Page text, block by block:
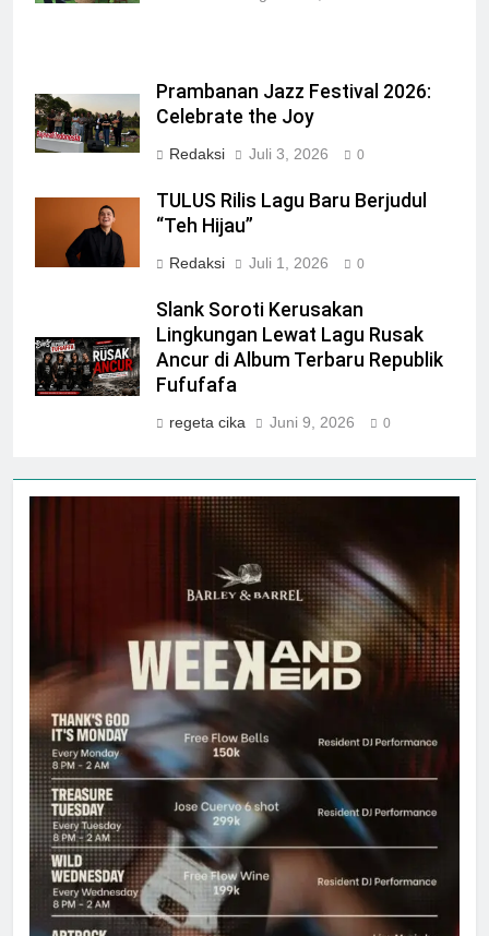
Prambanan Jazz Festival 2026:
Celebrate the Joy
Redaksi Juli 3, 2026 0
TULUS Rilis Lagu Baru Berjudul
“Teh Hijau”
Redaksi Juli 1, 2026 0
Slank Soroti Kerusakan
Lingkungan Lewat Lagu Rusak
Ancur di Album Terbaru Republik
Fufufafa
regeta cika Juni 9, 2026 0